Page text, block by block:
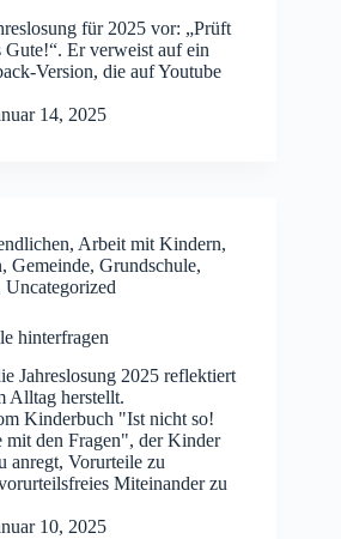
für 2025 vor: „Prüft
Gute!“. Er verweist auf ein
Version, die auf Youtube
14, 2025
, Arbeit mit Kindern,
, Gemeinde, Grundschule,
Uncategorized
hinterfragen
Jahreslosung 2025 reflektiert
Alltag herstellt.
Kinderbuch "Ist nicht so!
mit den Fragen", der Kinder
anregt, Vorurteile zu
Miteinander zu
10, 2025